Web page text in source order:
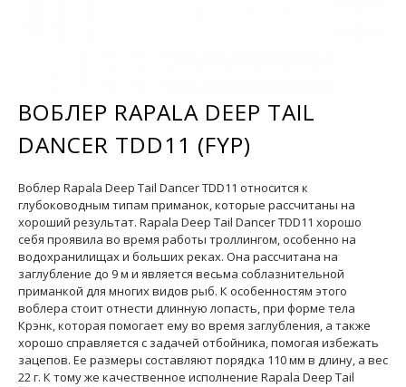
ВОБЛЕР RAPALA DEEP TAIL
DANCER TDD11 (FYP)
Воблер Rapala Deep Tail Dancer TDD11 относится к
глубоководным типам приманок, которые рассчитаны на
хороший результат. Rapala Deep Tail Dancer TDD11 хорошо
себя проявила во время работы троллингом, особенно на
водохранилищах и больших реках. Она рассчитана на
заглубление до 9 м и является весьма соблазнительной
приманкой для многих видов рыб. К особенностям этого
воблера стоит отнести длинную лопасть, при форме тела
Крэнк, которая помогает ему во время заглубления, а также
хорошо справляется с задачей отбойника, помогая избежать
зацепов. Ее размеры составляют порядка 110 мм в длину, а вес
22 г. К тому же качественное исполнение Rapala Deep Tail